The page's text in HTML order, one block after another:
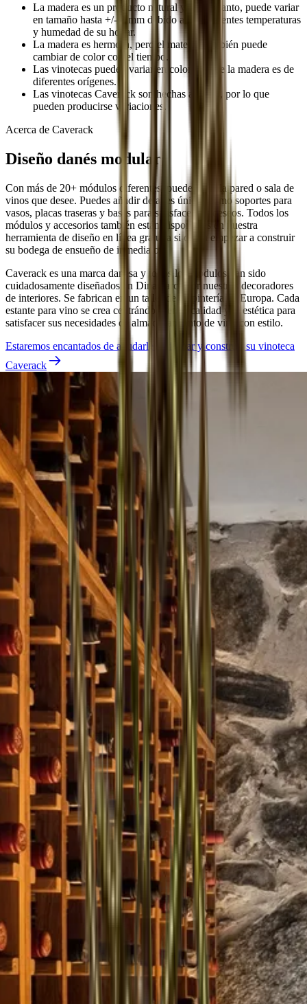
La madera es un producto natural y, por lo tanto, puede variar
en tamaño hasta +/- 2 mm debido a las diferentes temperaturas
y humedad de su hogar.
La madera es hermosa, pero el material también puede
cambiar de color con el tiempo.
Las vinotecas pueden variar en color, ya que la madera es de
diferentes orígenes.
Las vinotecas Caverack son hechas a mano, por lo que
pueden producirse variaciones.
Acerca de Caverack
Diseño danés modular
Con más de 20+ módulos diferentes, puede crear la pared o sala de
vinos que desee. Puedes añadir detalles únicos como soportes para
vasos, placas traseras y bases para satisfacer tus deseos. Todos los
módulos y accesorios también están disponibles en nuestra
herramienta de diseño en línea gratuita si desea empezar a construir
su bodega de ensueño de inmediato.
Caverack es una marca danesa y todos los módulos han sido
cuidadosamente diseñados en Dinamarca por nuestros decoradores
de interiores. Se fabrican en un taller de carpintería de Europa. Cada
estante para vino se crea centrándose en la calidad y la estética para
satisfacer sus necesidades de almacenamiento de vino con estilo.
Estaremos encantados de ayudarle a diseñar y construir su vinoteca
Caverack